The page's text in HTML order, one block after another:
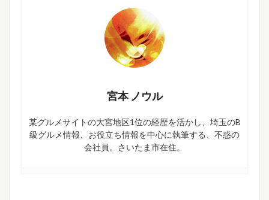
宮本 ノウル
某グルメサイトの大宮地区1位の経歴を活かし、埼玉のB
級グルメ情報、お役立ち情報を中心に執筆する、不惑の
会社員。さいたま市在住。